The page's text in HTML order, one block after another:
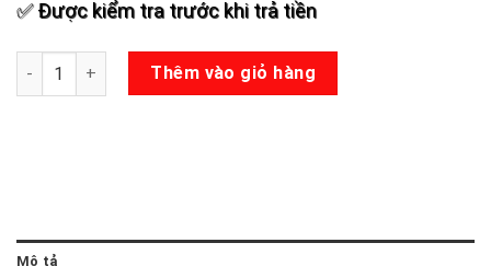
✅ Được kiểm tra trước khi trả tiền
Loa Kéo Temeisheng SL15-08 số lượng
Thêm vào giỏ hàng
Mô tả